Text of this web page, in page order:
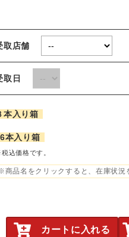
取店舗
取日
本入り箱
本入り箱
込価格です。
商品名をクリックすると、在庫状況
カートに入れる